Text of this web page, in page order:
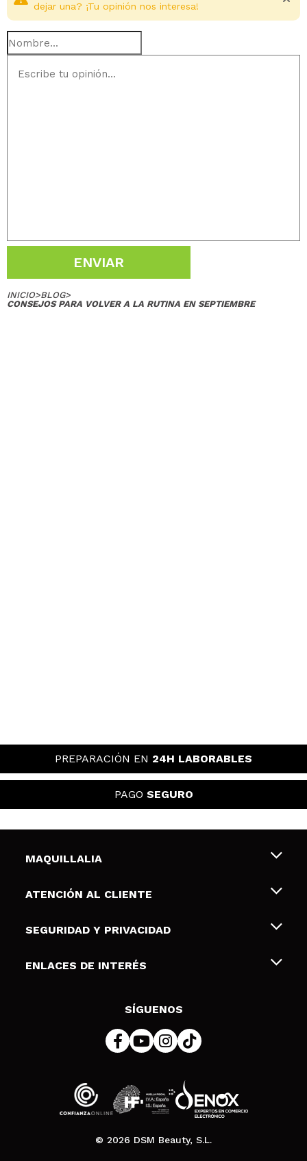
dejar una? ¡Tu opinión nos interesa!
ENVIAR
INICIO>BLOG>
CONSEJOS PARA VOLVER A LA RUTINA EN SEPTIEMBRE
PREPARACIÓN EN 24H LABORABLES
PAGO SEGURO
MAQUILLALIA
Sobre nosotros
Tarjetas de Regalo
ATENCIÓN AL CLIENTE
Envíos y devoluciones
Formas de pago
SEGURIDAD Y PRIVACIDAD
Terminos y condiciones de uso
Política de cookies
ENLACES DE INTERÉS
SÍGUENOS
© 2026 DSM Beauty, S.L.